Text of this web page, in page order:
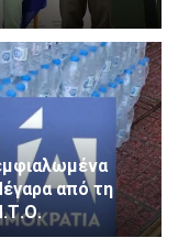
από τη